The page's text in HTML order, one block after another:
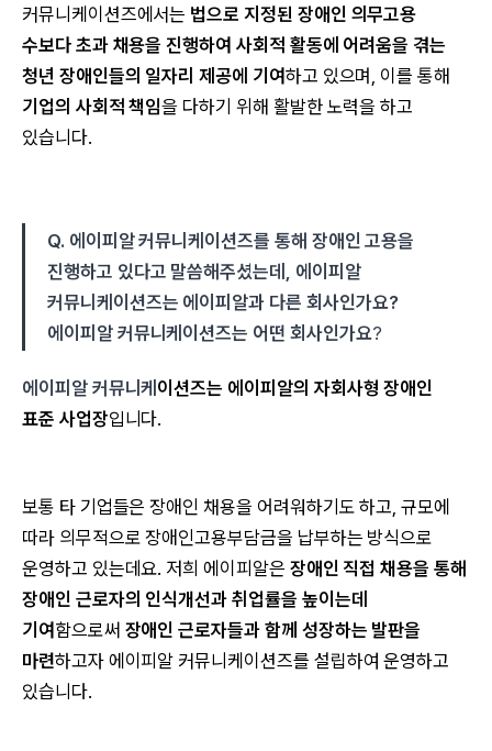
커뮤니케이션즈에서는 법으로 지정된 장애인 의무고용
수보다 초과 채용을 진행하여 사회적 활동에 어려움을 겪는
청년 장애인들의 일자리 제공에 기여하고 있으며, 이를 통해
기업의 사회적 책임을 다하기 위해 활발한 노력을 하고
있습니다.
Q. 에이피알 커뮤니케이션즈를 통해 장애인 고용을
진행하고 있다고 말씀해주셨는데, 에이피알
커뮤니케이션즈는 에이피알과 다른 회사인가요?
에이피알 커뮤니케이션즈는 어떤 회사인가요?
에이피알 커뮤니케 이션즈는 에이피알의 자회사형 장애인
표준 사업장입니다.
보통 타 기업들은 장애인 채용을 어려워하기도 하고, 규모에
따라 의무적으로 장애인고용부담금을 납부하는 방식으로
운영하고 있는데요. 저희 에이피알은 장애인 직접 채용을 통해
장애인 근로자의 인식개선과 취업률을 높이는데
기여 함으로써 장애인 근로자들과 함께 성장하는 발판을
마련하고자 에이피알 커뮤니케이션즈를 설립하여 운영하고
있습니다.